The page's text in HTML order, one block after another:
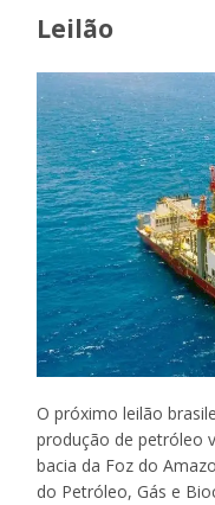
Leilão
O próximo leilão
produção de petróleo
bacia da Foz do
do Petróleo, Gás e